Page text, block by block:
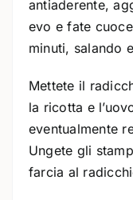
antiaderente,
evo e fate
minuti, salando
Mettete il
la ricotta e
eventualmente
Ungete gli
farcia al